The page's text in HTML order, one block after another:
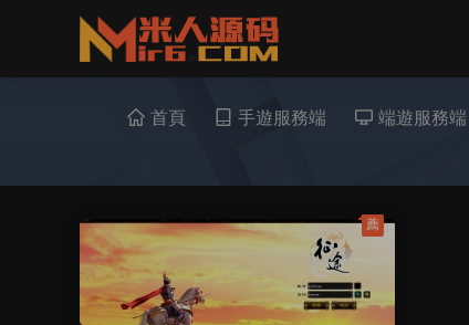
首頁 手遊服務端 端遊服務端
薦